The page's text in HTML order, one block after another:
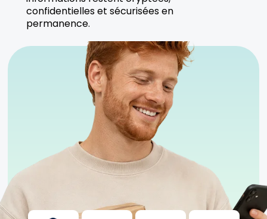
confidentielles et sécurisées en
permanence.